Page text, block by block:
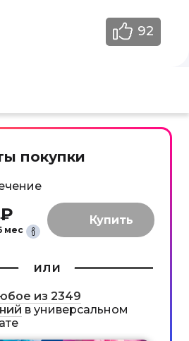
92
покупки
мес
или
из 2349
в универсальном